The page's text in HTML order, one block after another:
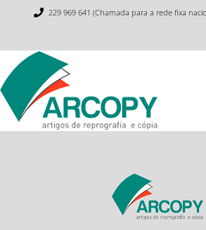
229 969 641 (Chamada para a rede fixa